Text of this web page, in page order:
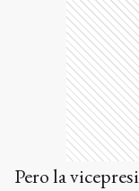
Pero la